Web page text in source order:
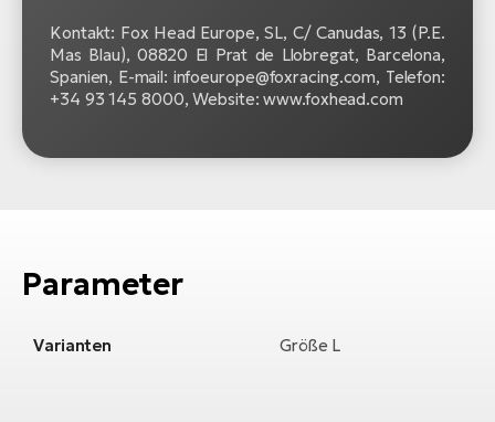
Kontakt: Fox Head Europe, SL, C/ Canudas, 13 (P.E.
Mas Blau), 08820 El Prat de Llobregat, Barcelona,
Spanien, E-mail: infoeurope@foxracing.com, Telefon:
+34 93 145 8000, Website: www.foxhead.com
Parameter
Varianten Größe L